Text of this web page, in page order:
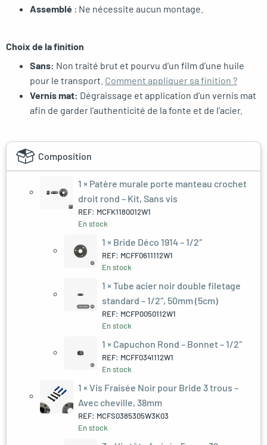
Assemblé : Ne nécessite aucun montage.
Choix de la finition
Sans: Non traité brut et pourvu d’un film d’une huile
pour le transport. Comment appliquer sa finition ?
Vernis mat: Dégraissage et application d’un vernis mat
afin de garder l’authenticité de la fonte et de l’acier.
Composition
1 × Patère murale porte manteau crochet
droit rond – Kit, Sans vis
REF: MCFK1180012W1
En stock
1 × Bride Déco 1914 – 1/2″
REF: MCFF0611112W1
En stock
1 × Tube acier noir double filetage
standard – 1/2″, 50mm (5cm)
REF: MCFP0050112W1
En stock
1 × Capuchon Rond – Bonnet – 1/2″
REF: MCFF0341112W1
En stock
1 × Vis Fraisée Noir pour Bride 3 trous –
Avec cheville, 38mm
REF: MCFS0385305W3K03
En stock